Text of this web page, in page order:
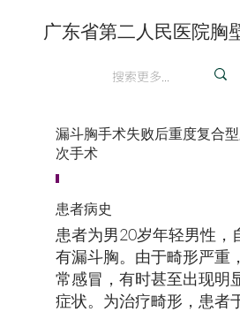
广东省第二人民医院胸
漏斗胸手术失败后重度复合
次手术
患者病史
患者为男20岁年轻男性，
有漏斗胸。由于畸形严重
常感冒，有时甚至出现明
症状。为治疗畸形，患者